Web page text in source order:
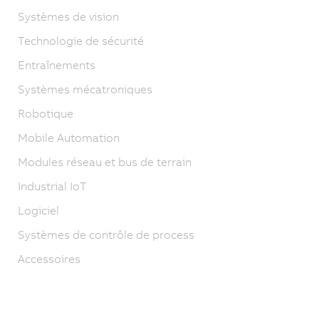
Systèmes de vision
Technologie de sécurité
Entraînements
Systèmes mécatroniques
Robotique
Mobile Automation
Modules réseau et bus de terrain
Industrial IoT
Logiciel
Systèmes de contrôle de process
Accessoires